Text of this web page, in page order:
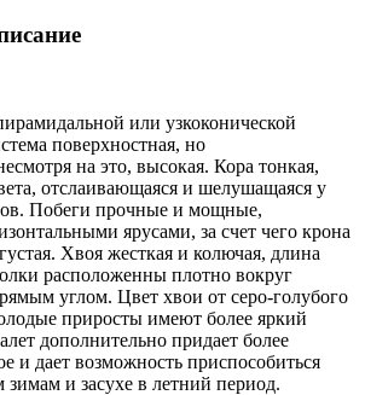
или узкоконической
поверхностная, но
на это, высокая. Кора тонкая,
отслаивающаяся и шелушащаяся у
Побеги прочные и мощные,
ярусами, за счет чего крона
Хвоя жесткая и колючая, длина
расположенны плотно вокруг
углом. Цвет хвои от серо-голубого
приросты имеют более яркий
дополнительно придает более
и дает возможность приспособиться
и засухе в летний период.